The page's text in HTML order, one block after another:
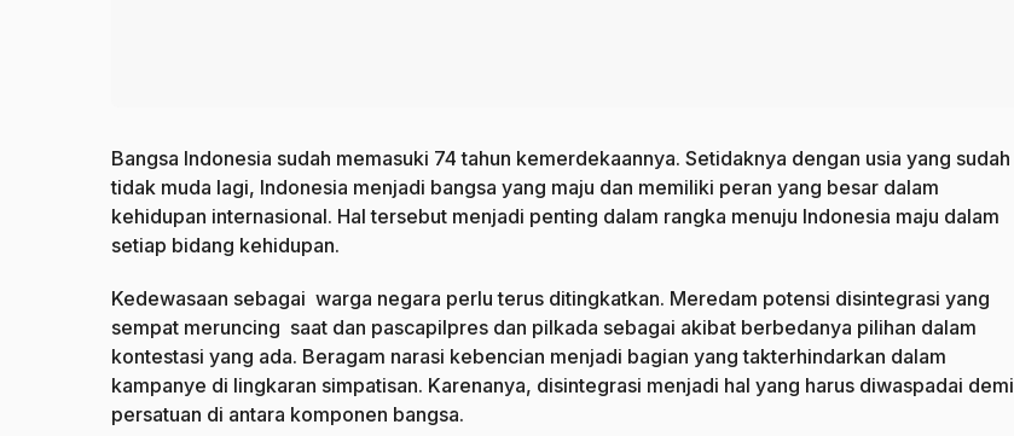
Bangsa Indonesia sudah memasuki 74 tahun kemerdekaannya. Setidaknya dengan usia yang sudah
tidak muda lagi, Indonesia menjadi bangsa yang maju dan memiliki peran yang besar dalam
kehidupan internasional. Hal tersebut menjadi penting dalam rangka menuju Indonesia maju dalam
setiap bidang kehidupan.
Kedewasaan sebagai warga negara perlu terus ditingkatkan. Meredam potensi disintegrasi yang
sempat meruncing saat dan pascapilpres dan pilkada sebagai akibat berbedanya pilihan dalam
kontestasi yang ada. Beragam narasi kebencian menjadi bagian yang takterhindarkan dalam
kampanye di lingkaran simpatisan. Karenanya, disintegrasi menjadi hal yang harus diwaspadai demi
persatuan di antara komponen bangsa.